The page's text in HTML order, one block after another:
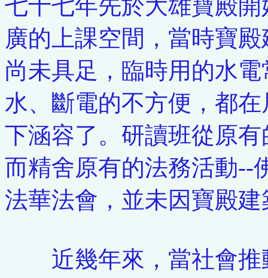
七十七年先於大雄寶殿
廣的上課空間，當時寶
尚未具足，臨時用的水
水、斷電的不方便，都
下涵容了。研讀班從原
而精舍原有的法務活動--
法華法會，並未因寶殿
近幾年來，當社會推